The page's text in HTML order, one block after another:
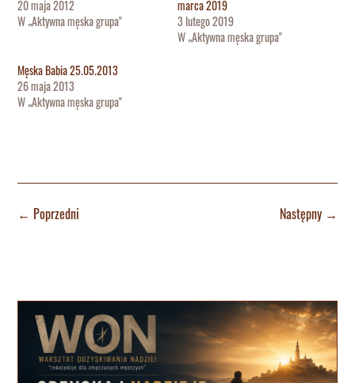
20 maja 2012
W „Aktywna męska grupa"
marca 2019
3 lutego 2019
W „Aktywna męska grupa"
Męska Babia 25.05.2013
26 maja 2013
W „Aktywna męska grupa"
← Poprzedni Następny→